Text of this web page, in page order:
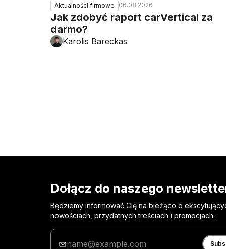
Aktualności firmowe 06.08.2026
Jak zdobyć raport carVertical za
darmo?
Karolis Bareckas
Dołącz do naszego
Będziemy informować Cię na bieżąco o
nowościach, przydatnych treściach i promocjach.
Wpisz
adres